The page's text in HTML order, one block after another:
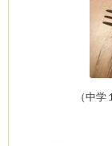
（中